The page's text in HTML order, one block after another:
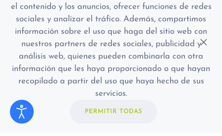
Equipo
Blog
Síguenos
ACCESIBILIDAD
el contenido y los anuncios, ofrecer funciones de redes
sociales y analizar el tráfico. Además, compartimos
información sobre el uso que haga del sitio web con
nuestros partners de redes sociales, publicidad y
análisis web, quienes pueden combinarla con otra
información que les haya proporcionado o que hayan
recopilado a partir del uso que haya hecho de sus
servicios.
PERMITIR TODAS